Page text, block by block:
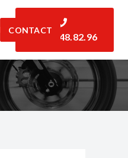
CONTACT
06.07.48.82.96